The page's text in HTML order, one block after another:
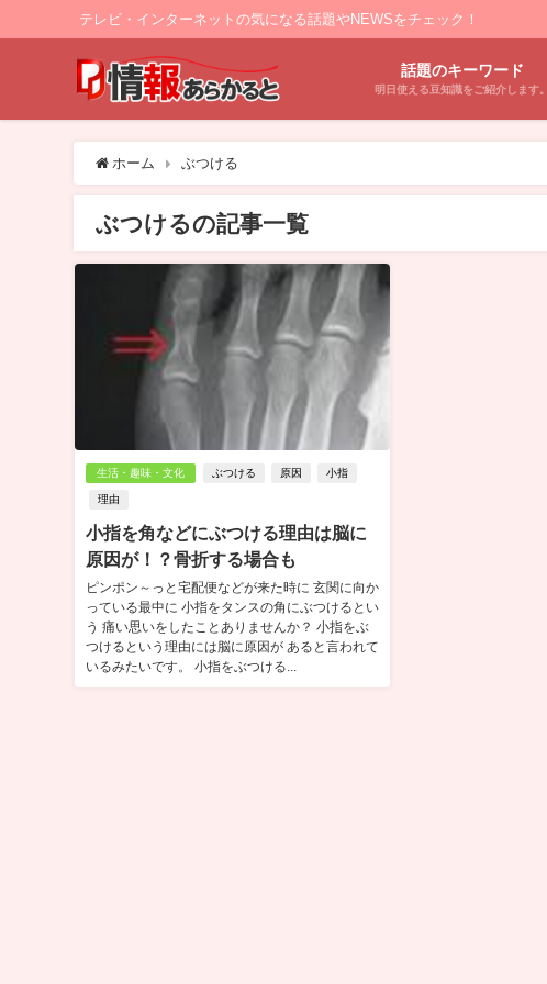
テレビ・インターネットの気になる話題やNEWSをチェック！
話題のキーワード
明日使える豆知識をご紹介します。
ホーム ぶつける
ぶつけるの記事一覧
生活・趣味・文化 ぶつける 原因 小指
理由
小指を角などにぶつける理由は脳に
原因が！？骨折する場合も
ピンポン～っと宅配便などが来た時に 玄関に向か
っている最中に 小指をタンスの角にぶつけるとい
う 痛い思いをしたことありませんか？ 小指をぶ
つけるという理由には脳に原因が あると言われて
いるみたいです。 小指をぶつける...